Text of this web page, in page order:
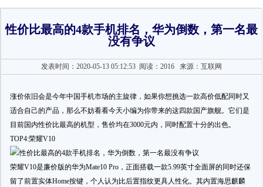
性价比最高的4款手机排名，华为倒数，第一名最
没有争议
发表时间：2020-05-13 05:12:53 阅读：2016来源：互联网
涨价依旧会是今年中国手机市场的主旋律，如果你想挑选一款高价低配同时又
适合自己的产品，那么不妨看看今天小编为你带来的这四款国产旗舰。它们是
目前国内性价比最高的机型，售价均在3000元内，同时配置十分的出色。
TOP4:荣耀V10
荣耀V10是廉价版的华为Mate10 Pro，正面搭载一款5.99英寸全面屏的同时还保
留了前置实体Home按键，个人认为比后置指纹更具人性化。其内置海思麒麟